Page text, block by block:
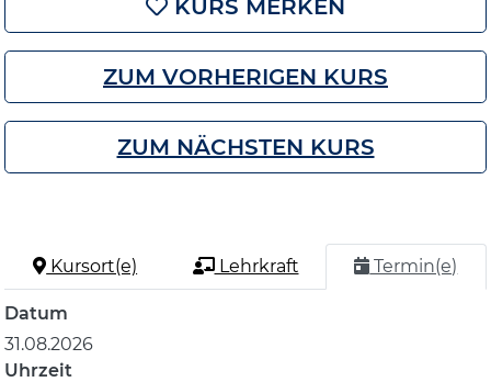
KURS MERKEN
ZUM VORHERIGEN KURS
ZUM NÄCHSTEN KURS
Kursort(e) Lehrkraft Termin(e)
Datum
31.08.2026
Uhrzeit